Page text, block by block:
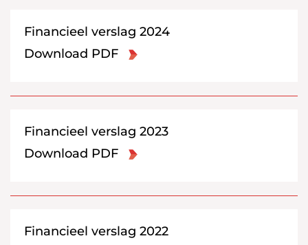
Financieel verslag 2024
Download PDF
Financieel verslag 2023
Download PDF
Financieel verslag 2022